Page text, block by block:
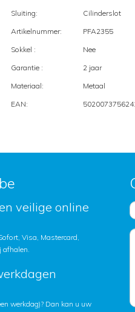
Sluiting:
Cilinderslot
Artikelnummer:
PFA2355
Sokkel :
Nee
Garantie :
2 jaar
Materiaal:
Metaal
EAN:
veilige online
Visa, Mastercard,
afhalen.
werkdag)? Dan kan u uw